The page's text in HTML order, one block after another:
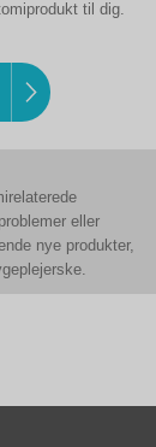
til dig.
eller
nye produkter,